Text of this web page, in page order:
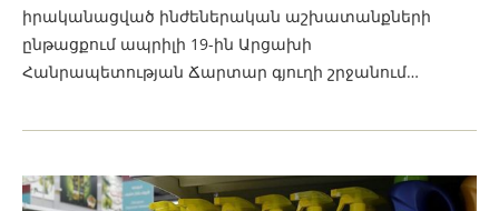
իրականացված ինժեներական աշխատանքների
ընթացքում ապրիլի 19-ին Արցախի
Հանրապետության Ճարտար գյուղի շրջանում…